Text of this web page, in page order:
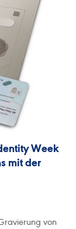
Week
mit der
von